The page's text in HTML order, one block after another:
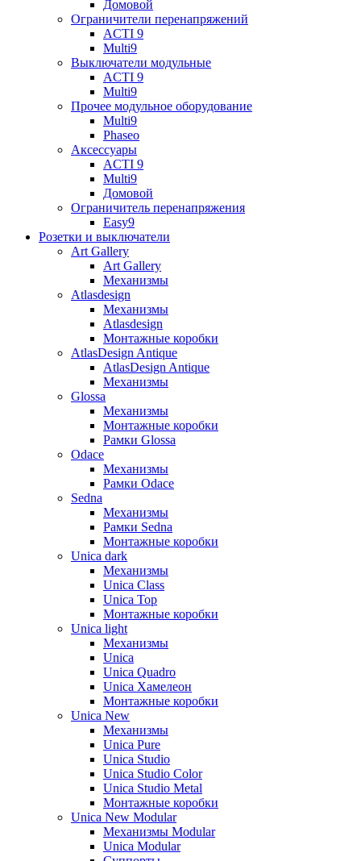
Домовой
Ограничители перенапряжений
ACTI 9
Multi9
Выключатели модульные
ACTI 9
Multi9
Прочее модульное оборудование
Multi9
Phaseo
Аксессуары
ACTI 9
Multi9
Домовой
Ограничитель перенапряжения
Easy9
Розетки и выключатели
Art Gallery
Art Gallery
Механизмы
Atlasdesign
Механизмы
Atlasdesign
Монтажные коробки
AtlasDesign Antique
AtlasDesign Antique
Механизмы
Glossa
Механизмы
Монтажные коробки
Рамки Glossa
Odace
Механизмы
Рамки Odace
Sedna
Механизмы
Рамки Sedna
Монтажные коробки
Unica dark
Механизмы
Unica Class
Unica Top
Монтажные коробки
Unica light
Механизмы
Unica
Unica Quadro
Unica Хамелеон
Монтажные коробки
Unica New
Механизмы
Unica Pure
Unica Studio
Unica Studio Color
Unica Studio Metal
Монтажные коробки
Unica New Modular
Механизмы Modular
Unica Modular